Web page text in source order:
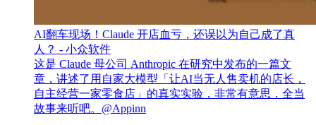
AI翻车现场！Claude 开店血亏，还误以为自己成了真
人？ - 小众软件
这是 Claude 母公司 Anthropic 在研究中发布的一篇文
章，讲述了用自家大模型「让AI当无人售卖机的店长，
自主经营一家零食店」的真实实验，非常有意思，全当
故事来听吧。@Appinn